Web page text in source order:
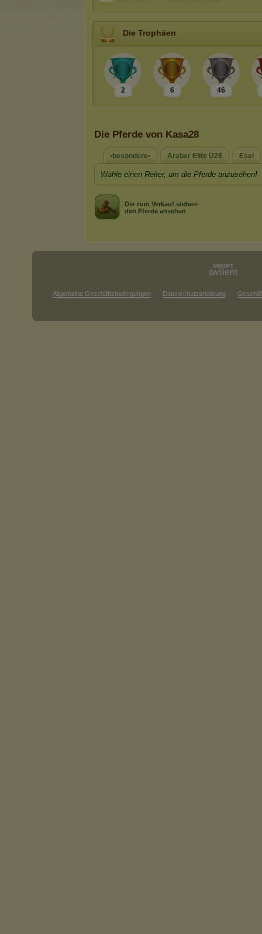
Die Trophäen
2 6 46
Die Pferde von Kasa28
•besondere• Araber Elite Ü28 Esel
Wähle einen Reiter, um die Pferde anzusehen!
Die zum Verkauf stehen-
den Pferde ansehen
Allgemeine Geschäftsbedingungen Datenschutzerklärung